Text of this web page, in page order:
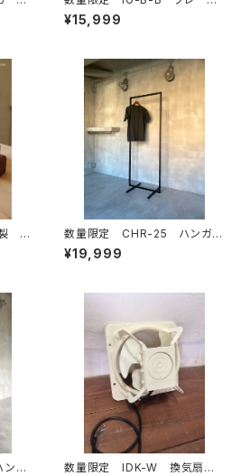
ス
ン
ー カバー ガード インダス
トリアル アイアン 通気口
¥15,999
ン
ド
数量限定 CHR-25 ハンガー
ラック アイアン シンプル イ
ンダストリアル 収納 ラック
¥19,999
ガ
数量限定 IDK-W 換気扇